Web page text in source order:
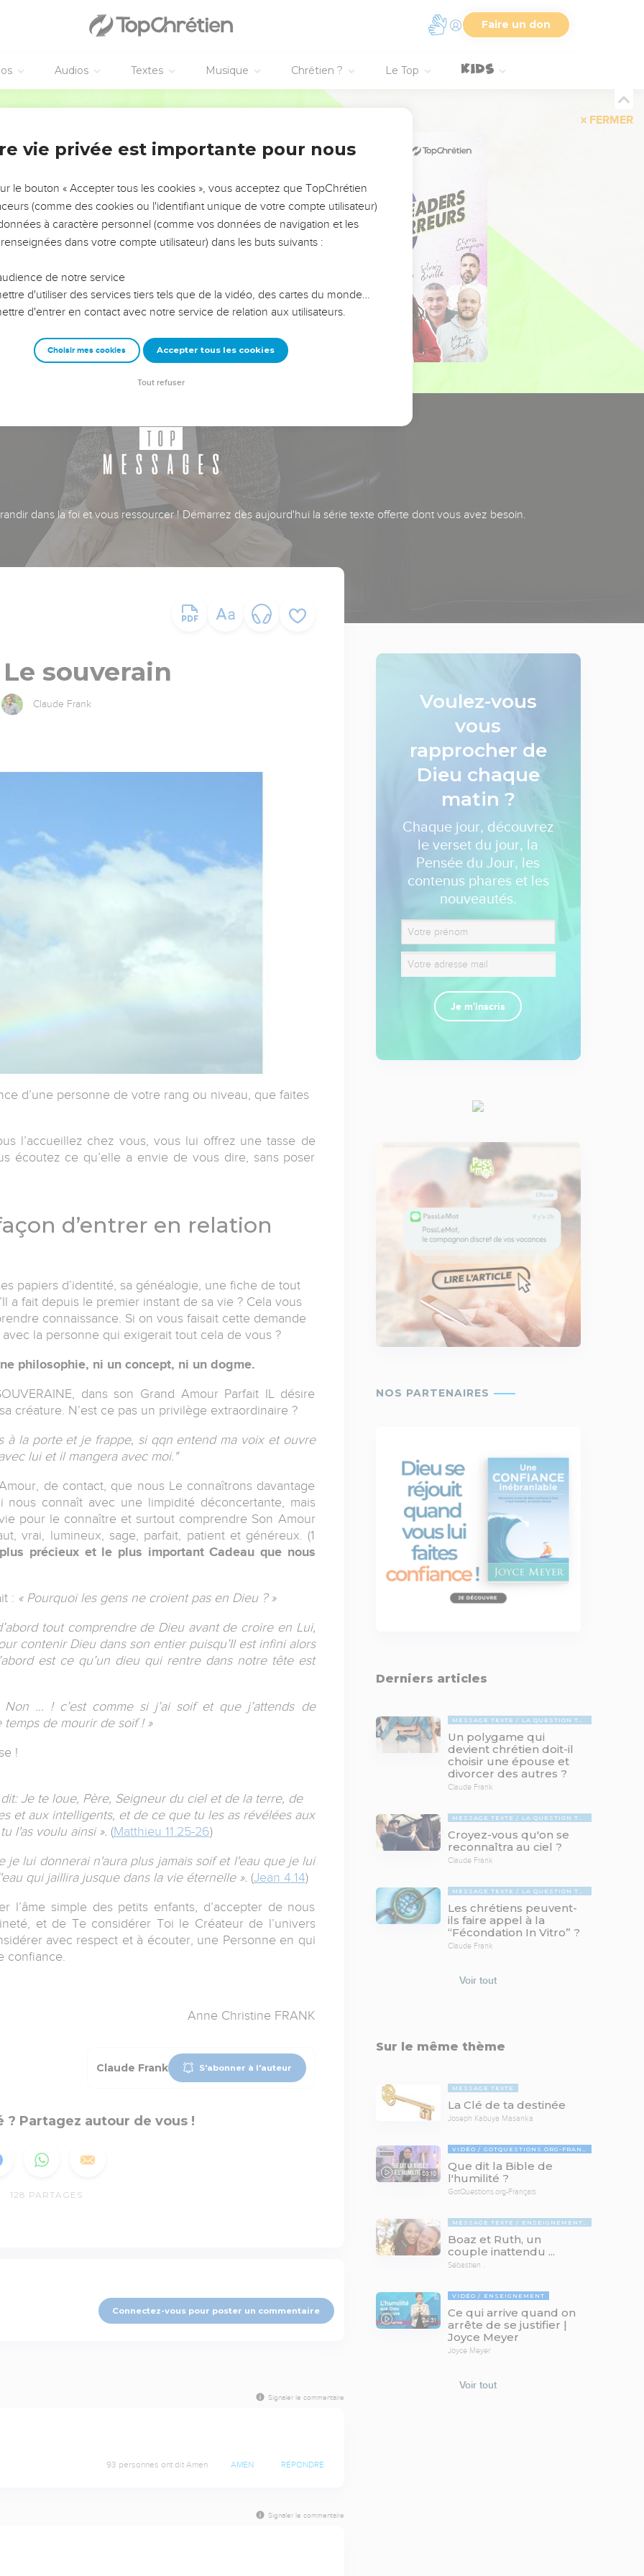
Faire un don
Audios Textes Musique Chrétien ? Le Top
FERMER
LES VOTRES ?
leur impact, leur foi ou leur vision. Mais on voit
qu'ils ont traversés, alors même que ce sont
et responsables reviennent sur les erreurs
avec plus de sagesse afin que leurs erreurs
ministère, une équipe, un groupe ou une famille,
dans la foi et vous ressourcer ! Démarrez dès aujourd'hui la série texte offerte dont vous avez besoin.
souverain
Claude Frank
d’une personne de votre rang ou niveau, que faites
l’accueillez chez vous, vous lui offrez une tasse de
écoutez ce qu’elle a envie de vous dire, sans poser
d’entrer en relation
papiers d’identité, sa généalogie, une fiche de tout
a fait depuis le premier instant de sa vie ? Cela vous
connaissance. Si on vous faisait cette demande
la personne qui exigerait tout cela de vous ?
philosophie, ni un concept, ni un dogme.
dans son Grand Amour Parfait IL désire
créature. N’est ce pas un privilège extraordinaire ?
à la porte et je frappe, si qqn entend ma voix et ouvre
lui et il mangera avec moi."
de contact, que nous Le connaîtrons davantage
connaît avec une limpidité déconcertante, mais
pour le connaître et surtout comprendre Son Amour
vrai, lumineux, sage, parfait, patient et généreux. (1
précieux et le plus important Cadeau que nous
: « Pourquoi les gens ne croient pas en Dieu ? »
tout comprendre de Dieu avant de croire en Lui,
contenir Dieu dans son entier puisqu’Il est infini alors
est ce qu’un dieu qui rentre dans notre tête est
Non ... ! c’est comme si j’ai soif et que j’attends de
temps de mourir de soif ! »
!
Je te loue, Père, Seigneur du ciel et de la terre, de
et aux intelligents, et de ce que tu les as révélées aux
l'as voulu ainsi ». (Matthieu 11.25-26)
je lui donnerai n'aura plus jamais soif et l'eau que je lui
qui jaillira jusque dans la vie éternelle ». (Jean 4.14)
l’âme simple des petits enfants, d’accepter de nous
et de Te considérer Toi le Créateur de l’univers
avec respect et à écouter, une Personne en qui
confiance.
Anne Christine FRANK
Claude Frank S'abonner à l'auteur
? Partagez autour de vous !
128 PARTAGES
Connectez-vous pour poster un commentaire
Signaler le commentaire
93 personnes ont dit Amen AMEN RÉPONDRE
Signaler le commentaire
Voulez-vous
vous
rapprocher de
Dieu chaque
matin ?
Chaque jour, découvrez
le verset du jour, la
Pensée du Jour, les
contenus phares et les
nouveautés.
Je m'inscris
Derniers articles
MESSAGE TEXTE LA QUESTION TABOUE
Un polygame qui
devient chrétien doit-il
choisir une épouse et
divorcer des autres ?
Claude Frank
MESSAGE TEXTE LA QUESTION TABOUE
Croyez-vous qu'on se
reconnaîtra au ciel ?
Claude Frank
MESSAGE TEXTE LA QUESTION TABOUE
Les chrétiens peuvent-
ils faire appel à la
“Fécondation In Vitro” ?
Claude Frank
Voir tout
Sur le même thème
MESSAGE TEXTE
La Clé de ta destinée
Joseph Kabuya Masanka
03:10
VIDÉO GOTQUESTIONS.ORG-FRANÇAIS
Que dit la Bible de
l'humilité ?
GotQuestions.org-Français
MESSAGE TEXTE ENSEIGNEMENTS BIBLIQUES
Boaz et Ruth, un
couple inattendu ...
Sébastien .
24:31
VIDÉO ENSEIGNEMENT
Ce qui arrive quand on
arrête de se justifier |
Joyce Meyer
Joyce Meyer
Voir tout
vie privée est importante pour nous
le bouton « Accepter tous les cookies », vous acceptez que TopChrétien
(comme des cookies ou l'identifiant unique de votre compte utilisateur)
à caractère personnel (comme vos données de navigation et les
dans votre compte utilisateur) dans les buts suivants :
de notre service
d'utiliser des services tiers tels que de la vidéo, des cartes du monde…
d'entrer en contact avec notre service de relation aux utilisateurs.
Choisir mes cookies Accepter tous les cookies
Tout refuser